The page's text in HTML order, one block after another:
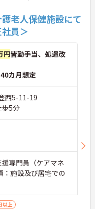
老人保健施設にて
員＞
円皆勤手当、処遇改
カ月想定
西5-11-19
歩5分
専門員（ケアマネ
施設及び居宅での
以上